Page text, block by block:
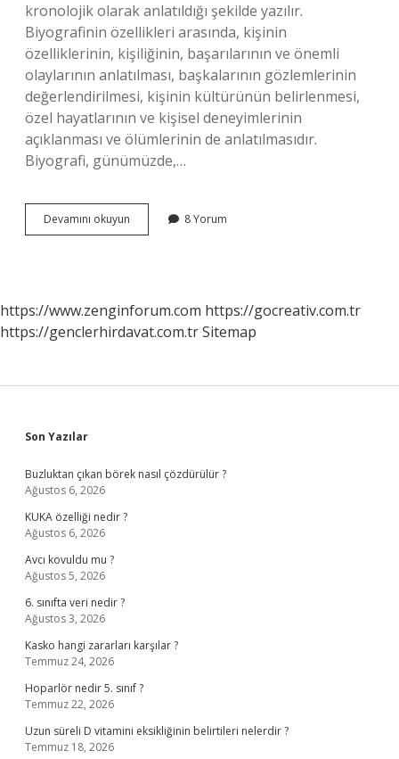
kronolojik olarak anlatıldığı şekilde yazılır.
Biyografinin özellikleri arasında, kişinin
özelliklerinin, kişiliğinin, başarılarının ve önemli
olaylarının anlatılması, başkalarının gözlemlerinin
değerlendirilmesi, kişinin kültürünün belirlenmesi,
özel hayatlarının ve kişisel deneyimlerinin
açıklanması ve ölümlerinin de anlatılmasıdır.
Biyografi, günümüzde,…
Devamını okuyun
edebiyatında
8 Yorum
https://www.zenginforum.com https://gocreativ.com.tr
https://genclerhirdavat.com.trSitemap
Sidebar
Son Yazılar
Buzluktan çıkan börek nasıl çözdürülür ?
Ağustos 6, 2026
KUKA özelliği nedir ?
Ağustos 6, 2026
Avcı kovuldu mu ?
Ağustos 5, 2026
6. sınıfta veri nedir ?
Ağustos 3, 2026
Kasko hangi zararları karşılar ?
Temmuz 24, 2026
Hoparlör nedir 5. sınıf ?
Temmuz 22, 2026
Uzun süreli D vitamini eksikliğinin belirtileri nelerdir ?
Temmuz 18, 2026